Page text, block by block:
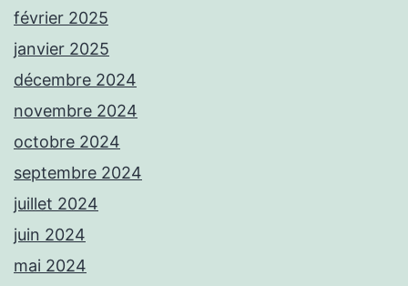
février 2025
janvier 2025
décembre 2024
novembre 2024
octobre 2024
septembre 2024
juillet 2024
juin 2024
mai 2024